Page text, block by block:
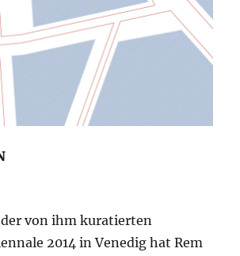
von ihm kuratierten
2014 in Venedig hat Rem